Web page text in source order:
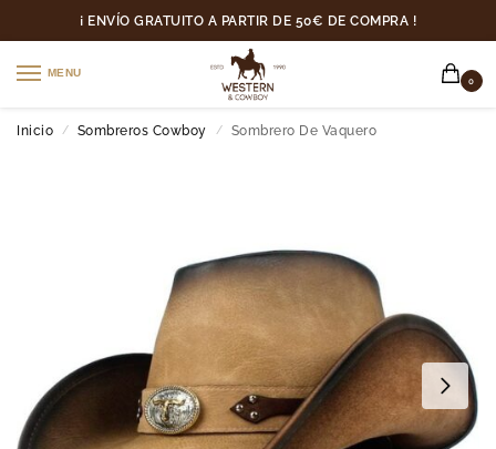
¡ ENVÍO GRATUITO A PARTIR DE 50€ DE COMPRA !
MENU
0
Inicio / Sombreros Cowboy / Sombrero De Vaquero